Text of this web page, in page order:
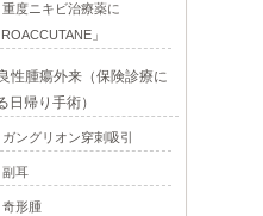
重度ニキビ治療薬に
ROACCUTANE」
良性腫瘍外来（保険診療に
日帰り手術）
ガングリオン穿刺吸引
副耳
奇形腫